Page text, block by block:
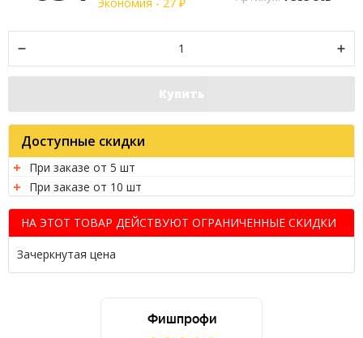
₽
Купить
Доступные скидки
При заказе от 5 шт
При заказе от 10 шт
НА ЭТОТ ТОВАР ДЕЙСТВУЮТ ОГРАНИЧЕННЫЕ СКИДКИ
Зачеркнутая цена